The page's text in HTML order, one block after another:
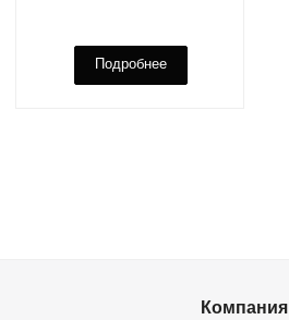
Подробнее
Компания